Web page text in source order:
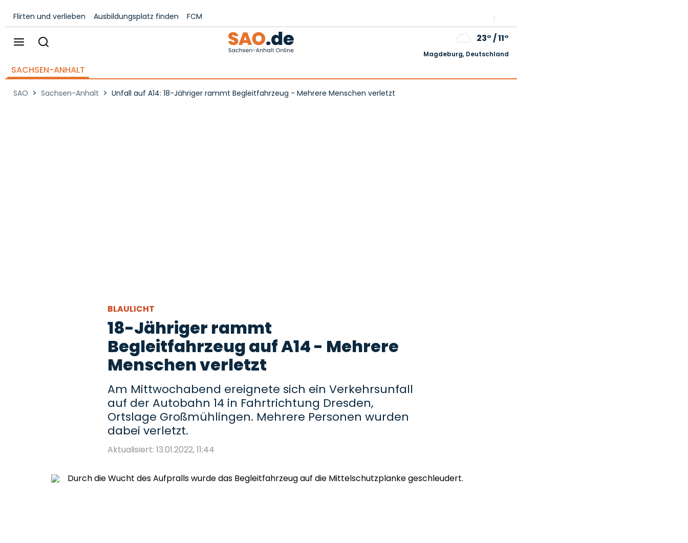
Flirten und verlieben Ausbildungsplatz finden FCM
23°/11°
Magdeburg, Deutschland
SACHSEN-ANHALT
SAO > Sachsen-Anhalt > Unfall auf A14: 18-Jähriger rammt Begleitfahrzeug - Mehrere Menschen verletzt
BLAULICHT
18-Jähriger rammt
Begleitfahrzeug auf A14 - Mehrere
Menschen verletzt
Am Mittwochabend ereignete sich ein Verkehrsunfall
auf der Autobahn 14 in Fahrtrichtung Dresden,
Ortslage Großmühlingen. Mehrere Personen wurden
dabei verletzt.
Aktualisiert: 13.01.2022, 11:44